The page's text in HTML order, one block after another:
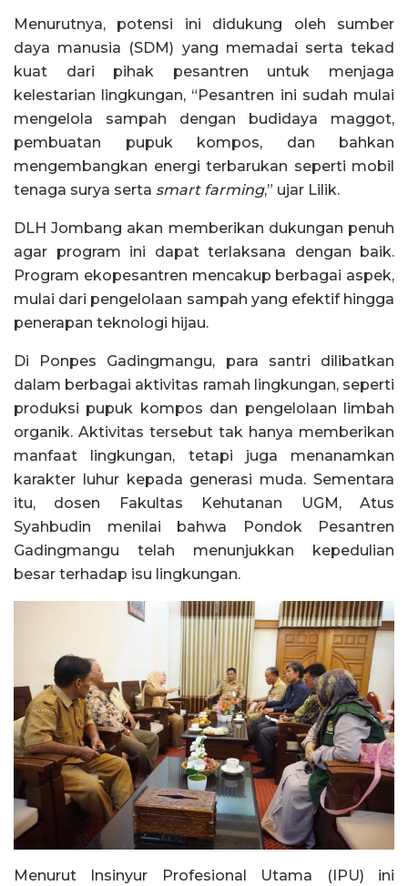
Menurutnya, potensi ini didukung oleh sumber
daya manusia (SDM) yang memadai serta tekad
kuat dari pihak pesantren untuk menjaga
kelestarian lingkungan, “Pesantren ini sudah mulai
mengelola sampah dengan budidaya maggot,
pembuatan pupuk kompos, dan bahkan
mengembangkan energi terbarukan seperti mobil
tenaga surya serta smart farming,” ujar Lilik.
DLH Jombang akan memberikan dukungan penuh
agar program ini dapat terlaksana dengan baik.
Program ekopesantren mencakup berbagai aspek,
mulai dari pengelolaan sampah yang efektif hingga
penerapan teknologi hijau.
Di Ponpes Gadingmangu, para santri dilibatkan
dalam berbagai aktivitas ramah lingkungan, seperti
produksi pupuk kompos dan pengelolaan limbah
organik. Aktivitas tersebut tak hanya memberikan
manfaat lingkungan, tetapi juga menanamkan
karakter luhur kepada generasi muda. Sementara
itu, dosen Fakultas Kehutanan UGM, Atus
Syahbudin menilai bahwa Pondok Pesantren
Gadingmangu telah menunjukkan kepedulian
besar terhadap isu lingkungan.
Menurut Insinyur Profesional Utama (IPU) ini